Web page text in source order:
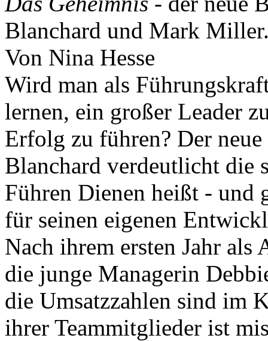
Blanchard und Mark
Von Nina Hesse
Wird man als
lernen, ein großer Leader
Erfolg zu führen? Der
Blanchard verdeutlicht die
Führen Dienen heißt - und
für seinen eigenen
Nach ihrem ersten Jahr
die junge Managerin
die Umsatzzahlen sind im
ihrer Teammitglieder ist